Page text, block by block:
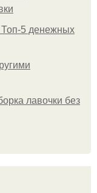
Топ-5 денежных
лавочки без